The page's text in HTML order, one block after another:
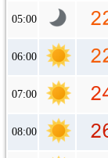
05:00
06:00
07:00
08:00